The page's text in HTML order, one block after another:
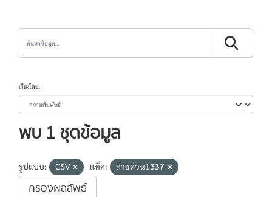
เรียงโดย
พบ 1 ชุดข้อมูล
รูปแบบ: CSV แท็ค: สายด่วน1337
กรองผลลัพธ์